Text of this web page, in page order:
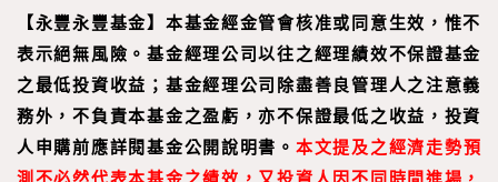
【永豐永豐基金】本基金經金管會核准或同意生效，惟不
表示絕無風險。基金經理公司以往之經理績效不保證基金
之最低投資收益；基金經理公司除盡善良管理人之注意義
務外，不負責本基金之盈虧，亦不保證最低之收益，投資
人申購前應詳閱基金公開說明書。 本文提及之經濟走勢預
測不必然代表本基金之績效，又投資人因不同時間進場，